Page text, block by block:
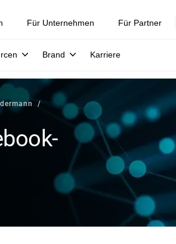
Für Unternehmen Für Partner
Brand Karriere